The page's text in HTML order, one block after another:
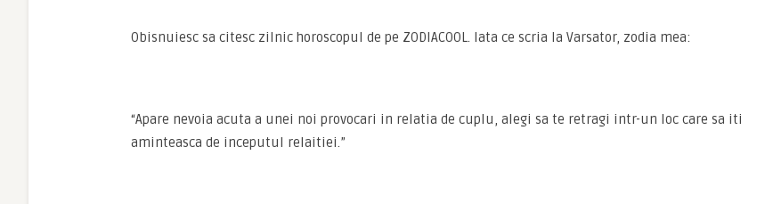
Obisnuiesc sa citesc zilnic horoscopul de pe ZODIACOOL. Iata ce scria la Varsator, zodia mea:
“Apare nevoia acuta a unei noi provocari in relatia de cuplu, alegi sa te retragi intr-un loc care sa iti
aminteasca de inceputul relaitiei.”